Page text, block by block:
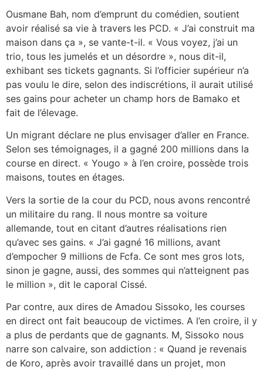
Ousmane Bah, nom d’emprunt du comédien, soutient
avoir réalisé sa vie à travers les PCD. « J’ai construit ma
maison dans ça », se vante-t-il. « Vous voyez, j’ai un
trio, tous les jumelés et un désordre », nous dit-il,
exhibant ses tickets gagnants. Si l’officier supérieur n’a
pas voulu le dire, selon des indiscrétions, il aurait utilisé
ses gains pour acheter un champ hors de Bamako et
fait de l’élevage.
Un migrant déclare ne plus envisager d’aller en France.
Selon ses témoignages, il a gagné 200 millions dans la
course en direct. « Yougo » à l’en croire, possède trois
maisons, toutes en étages.
Vers la sortie de la cour du PCD, nous avons rencontré
un militaire du rang. Il nous montre sa voiture
allemande, tout en citant d’autres réalisations rien
qu’avec ses gains. « J’ai gagné 16 millions, avant
d’empocher 9 millions de Fcfa. Ce sont mes gros lots,
sinon je gagne, aussi, des sommes qui n’atteignent pas
le million », dit le caporal Cissé.
Par contre, aux dires de Amadou Sissoko, les courses
en direct ont fait beaucoup de victimes. A l’en croire, il y
a plus de perdants que de gagnants. M, Sissoko nous
narre son calvaire, son addiction : « Quand je revenais
de Koro, après avoir travaillé dans un projet, mon